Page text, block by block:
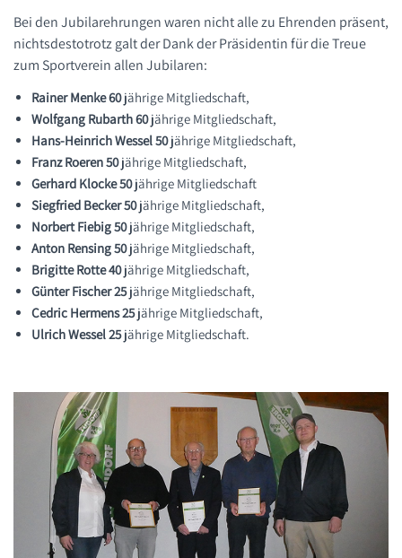
Bei den Jubilarehrungen waren nicht alle zu Ehrenden präsent,
nichtsdestotrotz galt der Dank der Präsidentin für die Treue
zum Sportverein allen Jubilaren:
Rainer Menke 60jährige Mitgliedschaft,
Wolfgang Rubarth 60jährige Mitgliedschaft,
Hans-Heinrich Wessel 50jährige Mitgliedschaft,
Franz Roeren 50jährige Mitgliedschaft,
Gerhard Klocke 50jährige Mitgliedschaft
Siegfried Becker 50jährige Mitgliedschaft,
Norbert Fiebig 50jährige Mitgliedschaft,
Anton Rensing 50jährige Mitgliedschaft,
Brigitte Rotte 40jährige Mitgliedschaft,
Günter Fischer 25jährige Mitgliedschaft,
Cedric Hermens 25jährige Mitgliedschaft,
Ulrich Wessel 25jährige Mitgliedschaft.